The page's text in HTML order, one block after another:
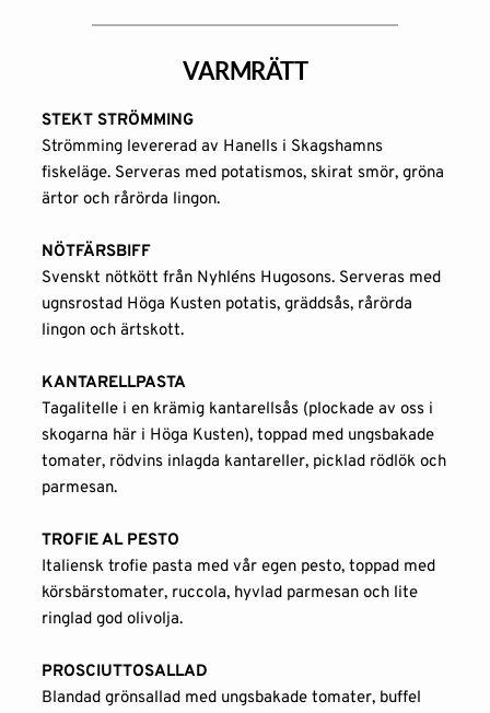
VARMRÄTT
STEKT STRÖMMING
Strömming levererad av Hanells i Skagshamns
fiskeläge. Serveras med potatismos, skirat smör, gröna
ärtor och rårörda lingon.
NÖTFÄRSBIFF
Svenskt nötkött från Nyhléns Hugosons. Serveras med
ugnsrostad Höga Kusten potatis, gräddsås, rårörda
lingon och ärtskott.
KANTARELLPASTA
Tagalitelle i en krämig kantarellsås (plockade av oss i
skogarna här i Höga Kusten), toppad med ungsbakade
tomater, rödvins inlagda kantareller, picklad rödlök och
parmesan.
TROFIE AL PESTO
Italiensk trofie pasta med vår egen pesto, toppad med
körsbärstomater, ruccola, hyvlad parmesan och lite
ringlad god olivolja.
PROSCIUTTOSALLAD
Blandad grönsallad med ungsbakade tomater, buffel